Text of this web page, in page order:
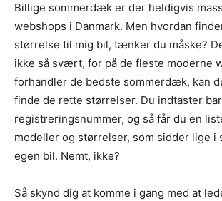
Billige sommerdæk er der heldigvis
webshops i Danmark. Men hvordan
størrelse til mig bil, tænker du måske?
ikke så svært, for på de fleste moderne
forhandler de bedste sommerdæk, kan
finde de rette størrelser. Du indtaster
registreringsnummer, og så får du en
modeller og størrelser, som sidder lige i
egen bil. Nemt, ikke?
Så skynd dig at komme i gang med at